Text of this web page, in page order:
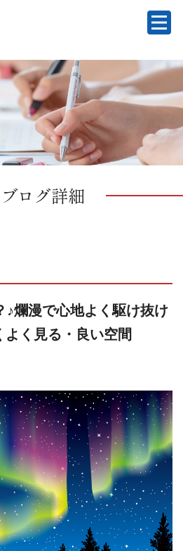
ログ詳細
♪爛漫で心地よく駆け抜け
よく見る・良い空間